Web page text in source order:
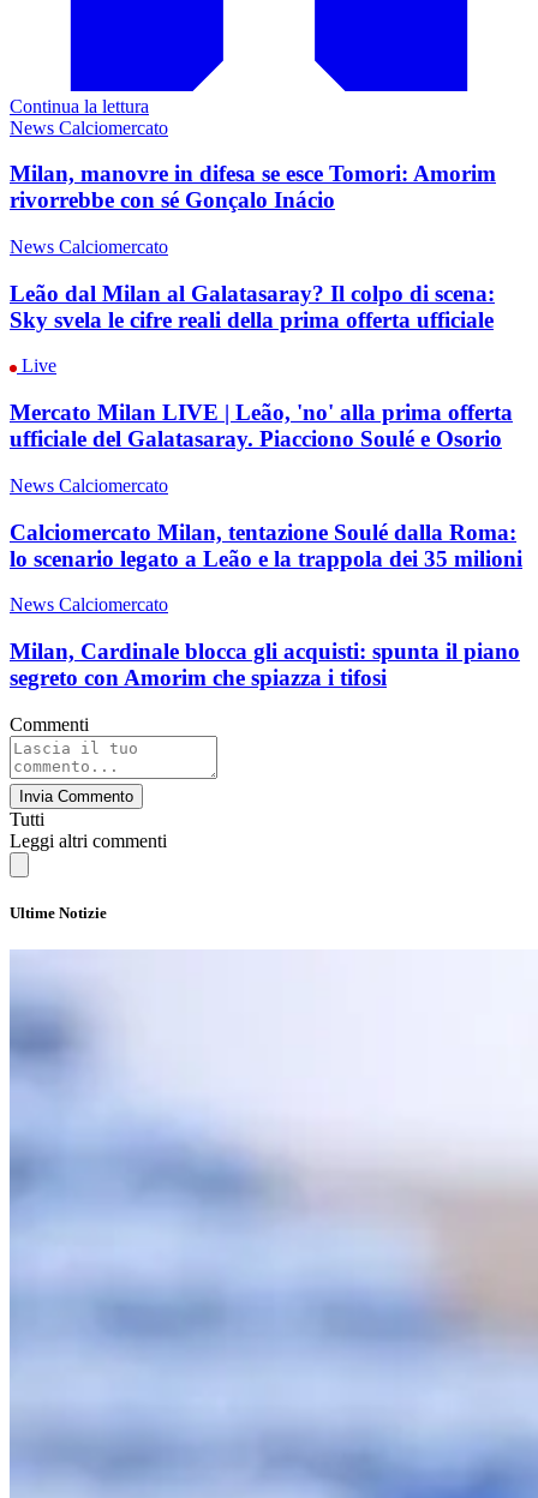
Continua la lettura
News Calciomercato
Milan, manovre in difesa se esce Tomori: Amorim
rivorrebbe con sé Gonçalo Inácio
News Calciomercato
Leão dal Milan al Galatasaray? Il colpo di scena:
Sky svela le cifre reali della prima offerta ufficiale
Live
Mercato Milan LIVE | Leão, 'no' alla prima offerta
ufficiale del Galatasaray. Piacciono Soulé e Osorio
News Calciomercato
Calciomercato Milan, tentazione Soulé dalla Roma:
lo scenario legato a Leão e la trappola dei 35 milioni
News Calciomercato
Milan, Cardinale blocca gli acquisti: spunta il piano
segreto con Amorim che spiazza i tifosi
Commenti
Invia Commento
Tutti
Leggi altri commenti
Ultime Notizie